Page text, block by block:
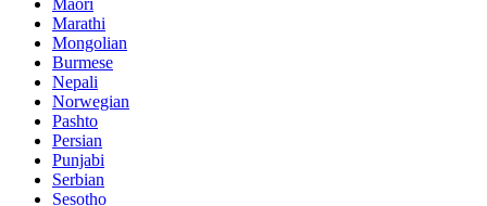
Maori
Marathi
Mongolian
Burmese
Nepali
Norwegian
Pashto
Persian
Punjabi
Serbian
Sesotho